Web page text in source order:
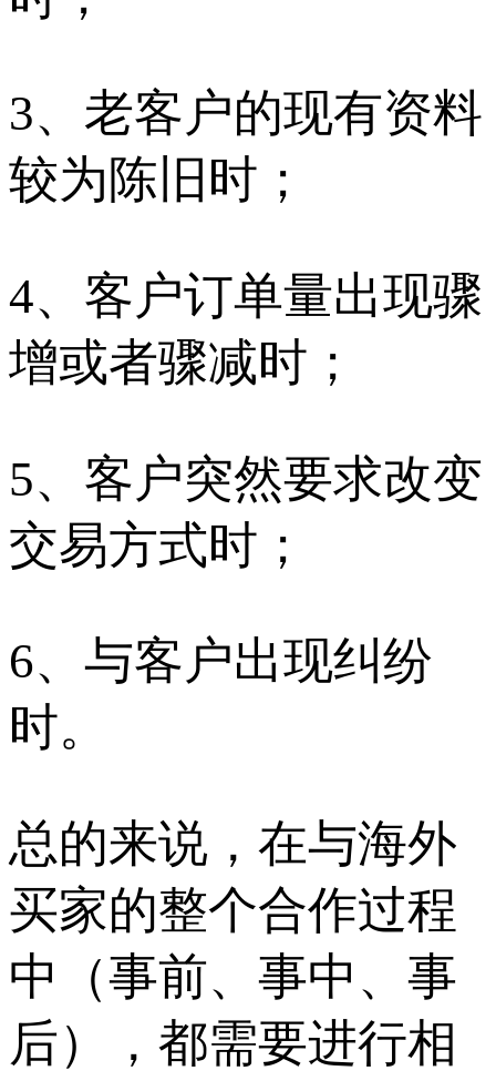
3、老客户的现有资料
较为陈旧时；
4、客户订单量出现骤
增或者骤减时；
5、客户突然要求改变
交易方式时；
6、与客户出现纠纷
时。
总的来说，在与海外
买家的整个合作过程
中（事前、事中、事
后），都需要进行相